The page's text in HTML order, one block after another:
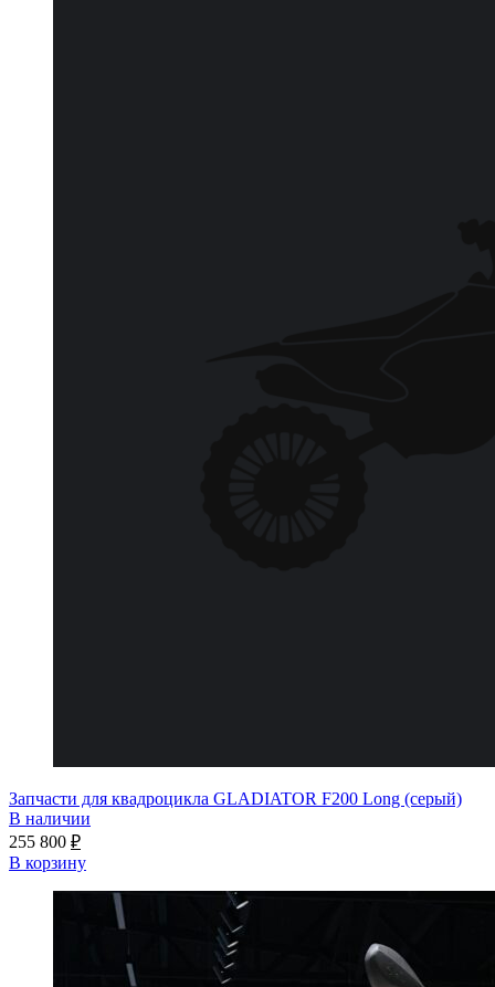
Запчасти для квадроцикла GLADIATOR F200 Long (серый)
В наличии
255 800 ₽
В корзину